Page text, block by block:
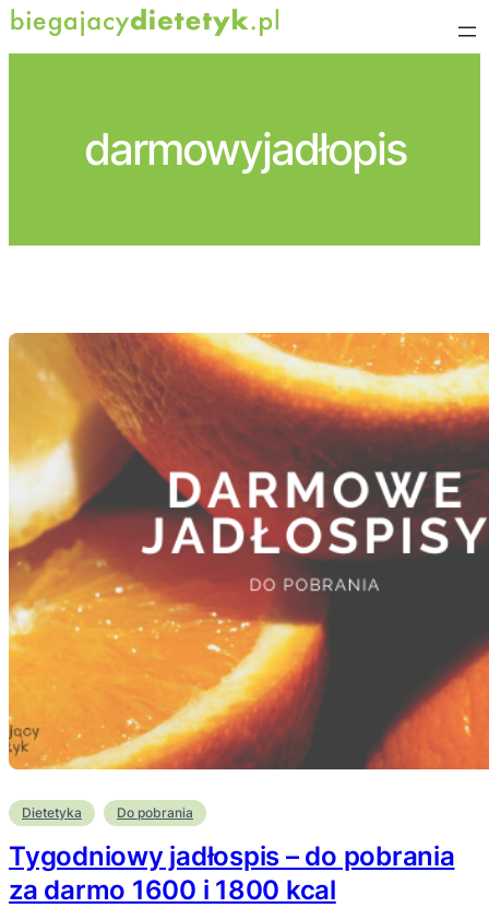
Przejdź
do
darmowyjadłopis
Dietetyka Do pobrania
Tygodniowy jadłospis – do pobrania
za darmo 1600 i 1800 kcal